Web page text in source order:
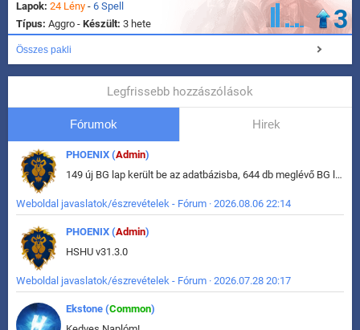
Lapok: 24 Lény - 6 Spell
Típus: Aggro - Készült: 3 hete 3
Összes pakli
Legfrissebb hozzászólások
Fórumok Hirek
PHOENIX (Admin)
149 új BG lap került be az adatbázisba, 644 db meglévő BG lap módosult, bekerültek az új képek a megváltozott lapokhoz is.
Weboldal javaslatok/észrevételek - Fórum · 2026.08.06 22:14
PHOENIX (Admin)
HSHU v31.3.0
Weboldal javaslatok/észrevételek - Fórum · 2026.07.28 20:17
Ekstone (Common)